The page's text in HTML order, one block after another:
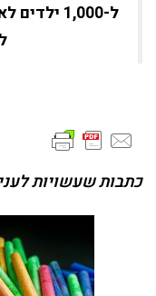
ל-1,000
כתבות שעשויות